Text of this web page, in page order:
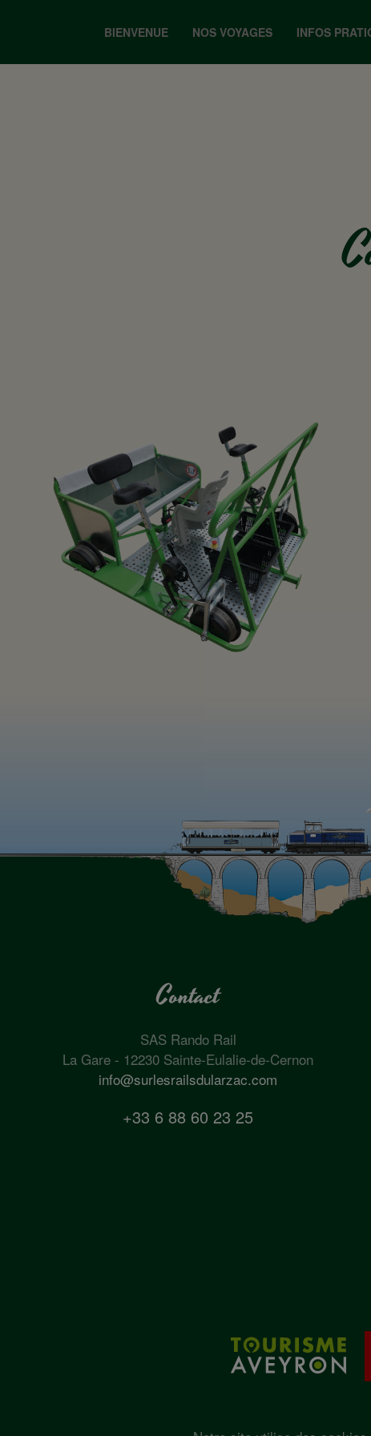
BIENVENUE NOS VOYAGES INFOS
Contact
SAS Rando Rail
La Gare - 12230 Sainte-Eulalie-de-Cernon
info@surlesrailsdularzac.com
+33 6 88 60 23 25